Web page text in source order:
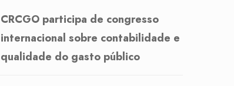
CRCGO participa de congresso
internacional sobre contabilidade e
qualidade do gasto público